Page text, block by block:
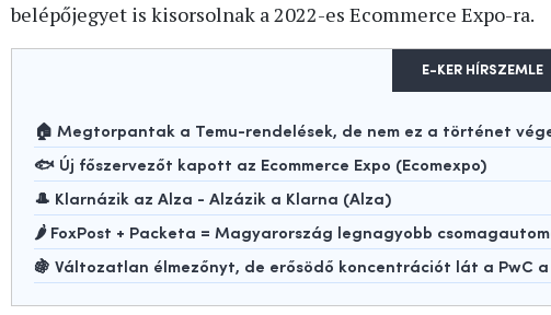
belépőjegyet is kisorsolnak a 2022-es Ecommerce Expo-ra.
E-KER HÍRSZEMLE
🏠 Megtorpantak a Temu-rendelések, de nem ez a történet
🐟 Új főszervezőt kapott az Ecommerce Expo (Ecomexpo)
🎩 Klarnázik az Alza - Alzázik a Klarna (Alza)
🌶️ FoxPost + Packeta = Magyarország legnagyobb
🍇 Változatlan élmezőnyt, de erősödő koncentrációt lát a PwC